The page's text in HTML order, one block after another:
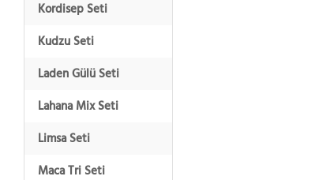
Kordisep Seti
Kudzu Seti
Laden Gülü Seti
Lahana Mix Seti
Limsa Seti
Maca Tri Seti